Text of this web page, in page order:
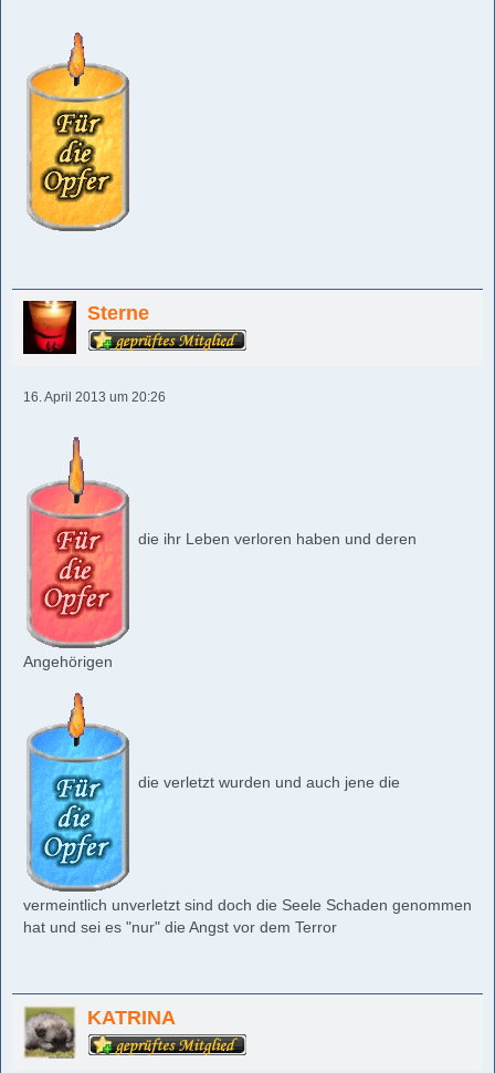
Sterne
16. April 2013 um 20:26
die ihr Leben verloren haben und deren
Angehörigen
die verletzt wurden und auch jene die
vermeintlich unverletzt sind doch die Seele Schaden genommen
hat und sei es "nur" die Angst vor dem Terror
KATRINA